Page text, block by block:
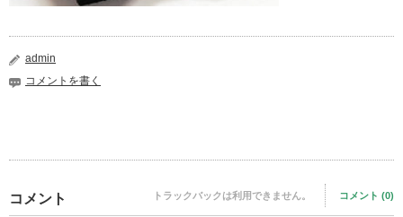
admin
コメントを書く
コメント トラックバックは利用できません。 コメント (0)